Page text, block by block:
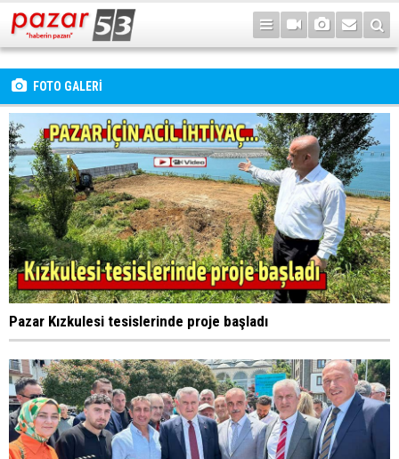
FOTO GALERİ
Pazar Kızkulesi tesislerinde proje başladı